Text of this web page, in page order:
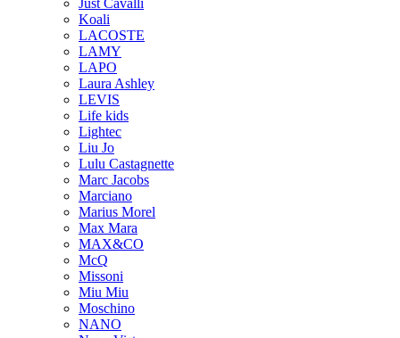
Just Cavalli
Koali
LACOSTE
LAMY
LAPO
Laura Ashley
LEVIS
Life kids
Lightec
Liu Jo
Lulu Castagnette
Marc Jacobs
Marciano
Marius Morel
Max Mara
MAX&CO
McQ
Missoni
Miu Miu
Moschino
NANO